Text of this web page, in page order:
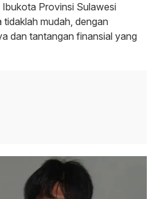
Provinsi Sulawesi
mudah, dengan
dan tantangan finansial yang